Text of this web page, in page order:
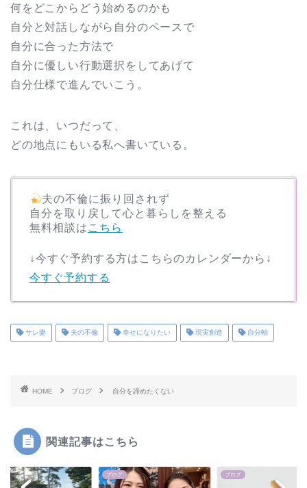
何をどこからどう始めるのかも
自分と対話しながら自分のペースで
自分に合った方法で
自分に優しい行動選択をしてあげて
自分仕様で進んでいこう。
これは、いつだって、
どの地点にもいる私へ書いている。
夫の不倫に振り回されず
自分を取り戻して心と暮らしを整える
無料相談は こちら
↓今すぐ予約する方はこちらのカレンダーから↓
今すぐ予約する
サレ妻 夫の不倫 幸せになりたい 現実創造 自分軸
HOME ブログ 自分を諦めたくない
関連記事はこちら
ブログ ブログ